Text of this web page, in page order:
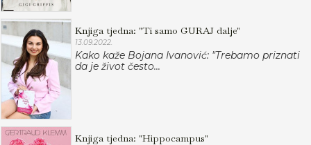
Knjiga tjedna: "Ti samo GURAJ dalje"
13.09.2022.
Kako kaže Bojana Ivanović: "Trebamo priznati
da je život često...
Knjiga tjedna: "Hippocampus"